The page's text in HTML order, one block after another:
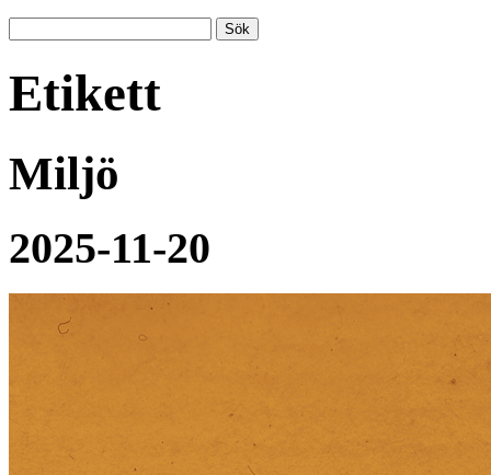
Etikett
Miljö
2025-11-20